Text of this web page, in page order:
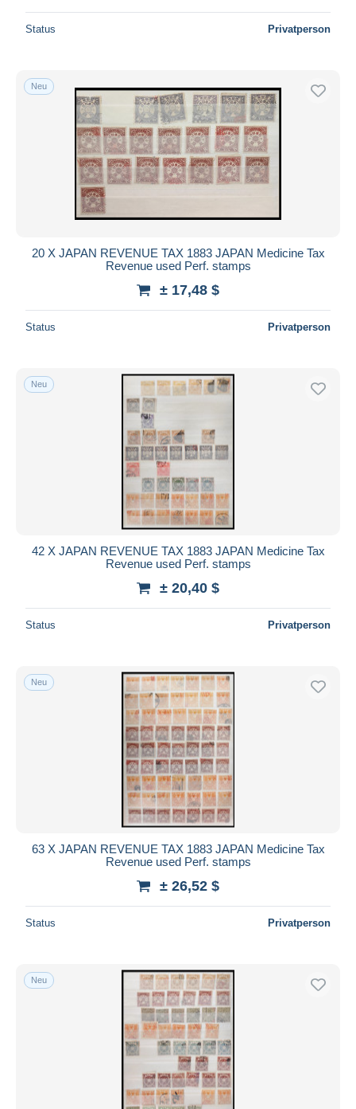
Status Privatperson
Neu
20 X JAPAN REVENUE TAX 1883 JAPAN Medicine Tax
Revenue used Perf. stamps
± 17,48 $
Status Privatperson
Neu
42 X JAPAN REVENUE TAX 1883 JAPAN Medicine Tax
Revenue used Perf. stamps
± 20,40 $
Status Privatperson
Neu
63 X JAPAN REVENUE TAX 1883 JAPAN Medicine Tax
Revenue used Perf. stamps
± 26,52 $
Status Privatperson
Neu